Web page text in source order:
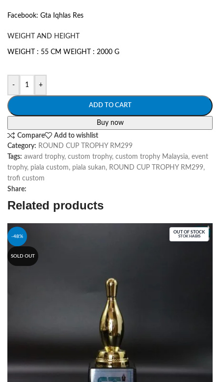
Facebook: Gta Iqhlas Res
WEIGHT AND HEIGHT
WEIGHT : 55 CM WEIGHT : 2000 G
- +
ADD TO CART
Buy now
Compare
Add to wishlist
Category: ROUND CUP TROPHY RM299
Tags: award trophy, custom trophy, custom trophy Malaysia, event
trophy, piala custom, piala sukan, ROUND CUP TROPHY RM299,
trofi custom
Share:
Related products
OUT OF STOCK
STOK HABIS
-48%
SOLD OUT